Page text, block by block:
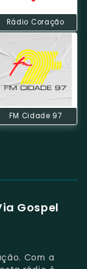
Rádio Coração
FM Cidade 97
Gospel
Com a